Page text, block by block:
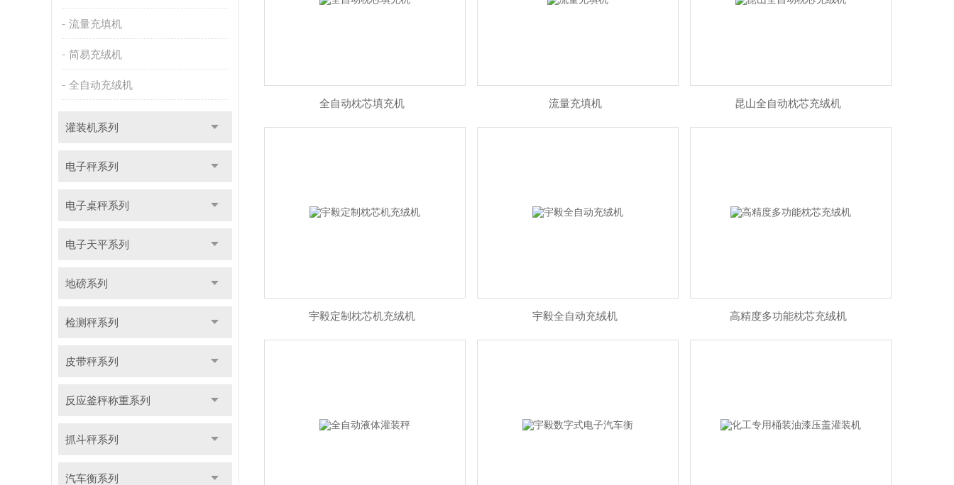
流量充填机
简易充绒机
全自动充绒机
灌装机系列
电子秤系列
电子桌秤系列
电子天平系列
地磅系列
检测秤系列
皮带秤系列
反应釜秤称重系列
抓斗秤系列
汽车衡系列
全自动枕芯填充机 流量充填机 昆山全自动枕芯充绒机
宇毅定制枕芯机充绒机 宇毅全自动充绒机 高精度多功能枕芯充绒机